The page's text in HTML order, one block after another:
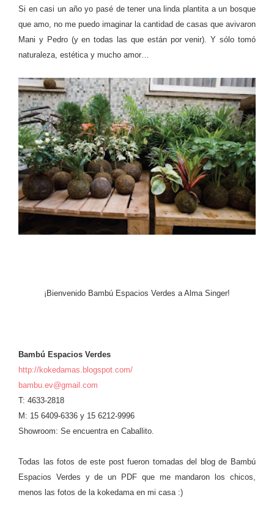
Si en casi un año yo pasé de tener una linda plantita a un bosque
que amo, no me puedo imaginar la cantidad de casas que avivaron
Mani y Pedro (y en todas las que están por venir). Y sólo tomó
naturaleza, estética y mucho amor…
¡Bienvenido Bambú Espacios Verdes a Alma Singer!
Bambú Espacios Verdes
http://kokedamas.blogspot.com/
bambu.ev@gmail.com
T: 4633-2818
M: 15 6409-6336 y 15 6212-9996
Showroom: Se encuentra en Caballito.
Todas las fotos de este post fueron tomadas del blog de Bambú
Espacios Verdes y de un PDF que me mandaron los chicos,
menos las fotos de la kokedama en mi casa :)